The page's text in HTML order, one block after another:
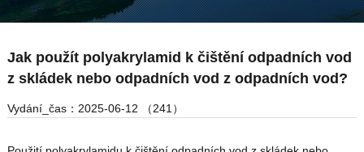
Jak použít polyakrylamid k čištění odpadních vod
z skládek nebo odpadních vod z odpadních vod?
Vydání_čas：2025-06-12 （241）